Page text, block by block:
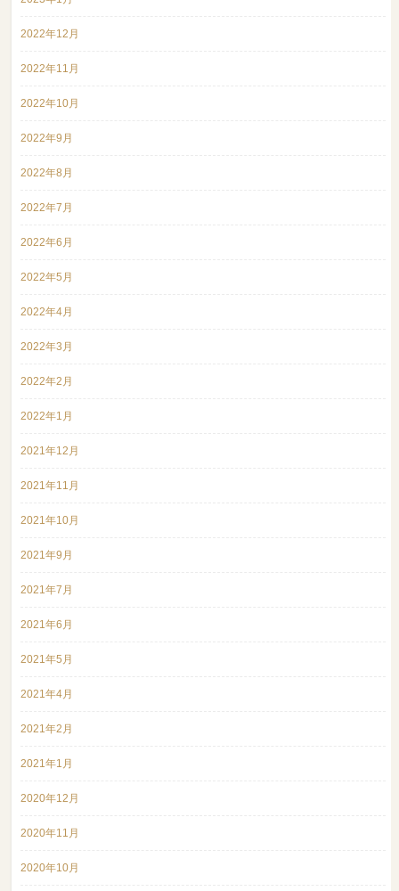
2022年12月
2022年11月
2022年10月
2022年9月
2022年8月
2022年7月
2022年6月
2022年5月
2022年4月
2022年3月
2022年2月
2022年1月
2021年12月
2021年11月
2021年10月
2021年9月
2021年7月
2021年6月
2021年5月
2021年4月
2021年2月
2021年1月
2020年12月
2020年11月
2020年10月